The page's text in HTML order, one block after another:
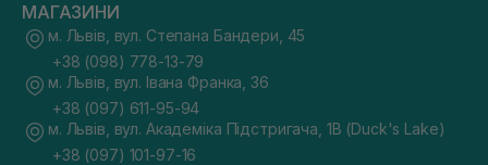
МАГАЗИНИ
м. Львів, вул. Степана Бандери, 45
+38 (098) 778-13-79
м. Львів, вул. Івана Франка, 36
+38 (097) 611-95-94
м. Львів, вул. Академіка Підстригача, 1В (Duck's Lake)
+38 (097) 101-97-16